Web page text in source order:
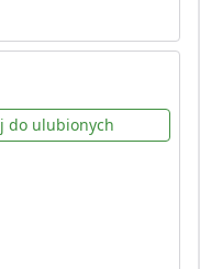
do ulubionych